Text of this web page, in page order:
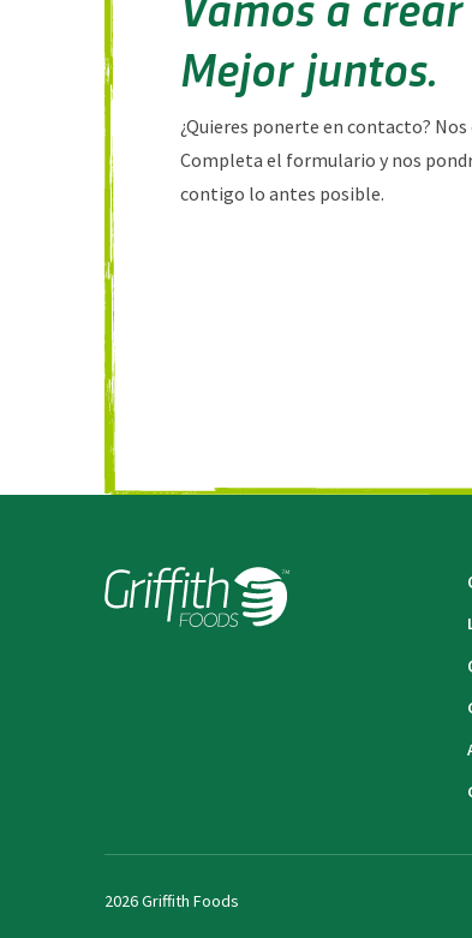
Mejor juntos.
¿Quieres ponerte en contacto?
Completa el formulario y nos
contigo lo antes posible.
2026 Griffith Foods